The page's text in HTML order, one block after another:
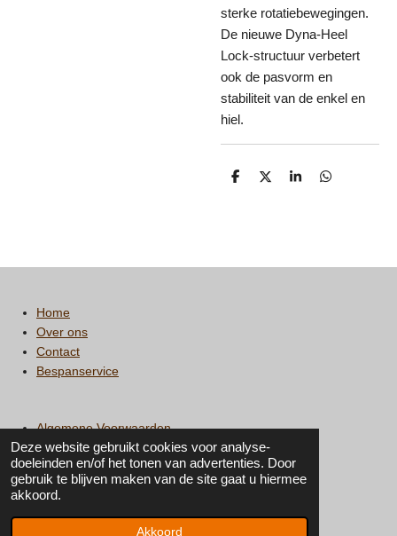
Deze website gebruikt cookies voor analyse-
doeleinden en/of het tonen van advertenties. Door
gebruik te blijven maken van de site gaat u hiermee
akkoord.
Akkoord
sterke rotatiebewegingen.
De nieuwe Dyna-Heel
Lock-structuur verbetert
ook de pasvorm en
stabiliteit van de enkel en
hiel.
D
D
S
D
Home
Over ons
Contact
Bespanservice
Algemene Voorwaarden
Privacy statement
I
© 2019 - 2026 Tennisnation